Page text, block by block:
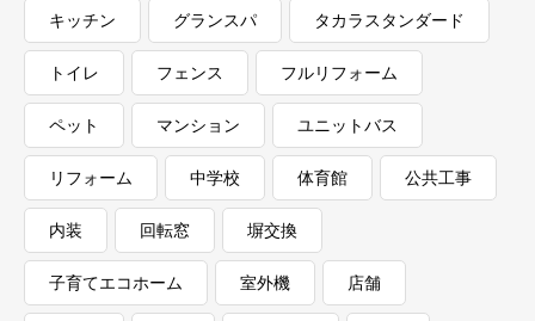
キッチン グランスパ タカラスタンダード
トイレ フェンス フルリフォーム
ペット マンション ユニットバス
リフォーム 中学校 体育館 公共工事
内装 回転窓 塀交換
子育てエコホーム 室外機 店舗